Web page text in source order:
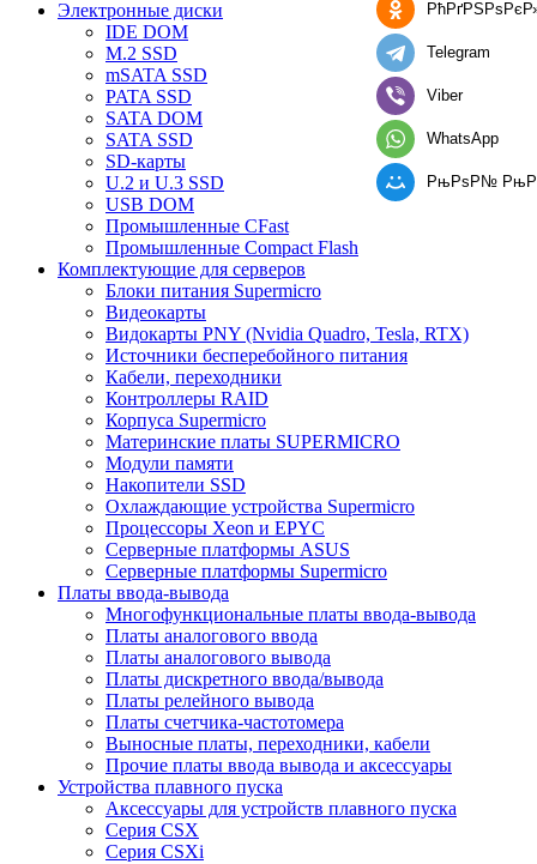
Электронные диски
IDE DOM
M.2 SSD
mSATA SSD
PATA SSD
SATA DOM
SATA SSD
SD-карты
U.2 и U.3 SSD
USB DOM
Промышленные CFast
Промышленные Compact Flash
Комплектующие для серверов
Блоки питания Supermicro
Видеокарты
Видокарты PNY (Nvidia Quadro, Tesla, RTX)
Источники бесперебойного питания
Кабели, переходники
Контроллеры RAID
Корпуса Supermicro
Материнские платы SUPERMICRO
Модули памяти
Накопители SSD
Охлаждающие устройства Supermicro
Процессоры Xeon и EPYC
Серверные платформы ASUS
Серверные платформы Supermicro
Платы ввода-вывода
Многофункциональные платы ввода-вывода
Платы аналогового ввода
Платы аналогового вывода
Платы дискретного ввода/вывода
Платы релейного вывода
Платы счетчика-частотомера
Выносные платы, переходники, кабели
Прочие платы ввода вывода и аксессуары
Устройства плавного пуска
Аксессуары для устройств плавного пуска
Серия CSX
Серия CSXi
Telegram
Viber
WhatsApp
РњРѕР№